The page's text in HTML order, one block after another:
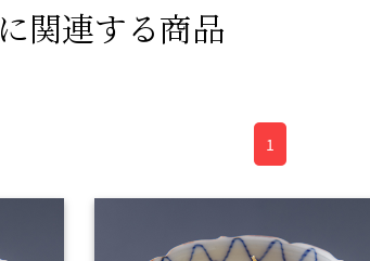
に関連する商品
1